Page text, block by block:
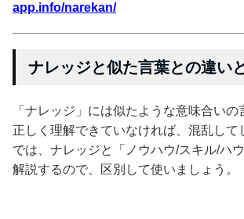
app.info/narekan/
ナレッジと似た言葉との違い
「ナレッジ」には似たような意味合いの
正しく理解できていなければ、混乱して
では、ナレッジと「ノウハウ/スキル/ハ
解説するので、区別して使いましょう。